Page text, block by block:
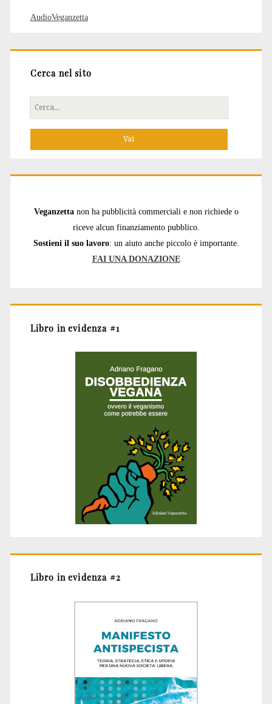
AudioVeganzetta
Cerca nel sito
Cerca
per:
Veganzetta non ha pubblicità commerciali e non richiede o
riceve alcun finanziamento pubblico.
Sostieni il suo lavoro: un aiuto anche piccolo è importante.
FAI UNA DONAZIONE
Libro in evidenza #1
Libro in evidenza #2